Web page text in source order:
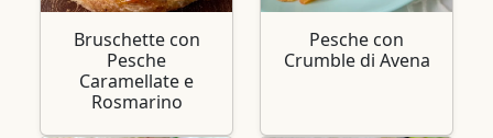
Bruschette con
Pesche
Caramellate e
Rosmarino
Pesche con
Crumble di Avena